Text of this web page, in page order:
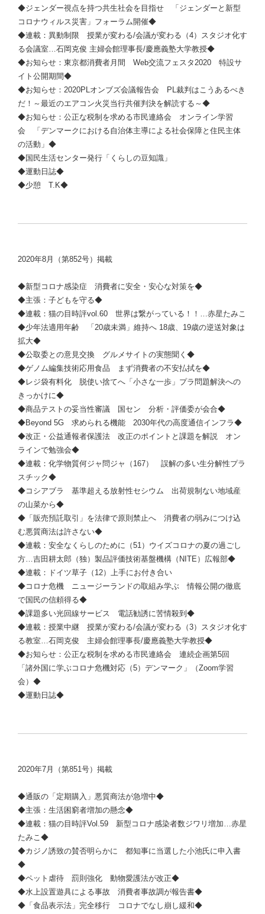
◆ジェンダー視点を持つ共生社会を目指せ 「ジェンダーと新型
コロナウィルス災害」フォーラム開催◆
◆連載：異動制限 授業が変わる/会議が変わる（4）スタジオ化す
る会議室…石岡克俊 主婦会館理事長/慶應義塾大学教授◆
◆お知らせ：東京都消費者月間 Web交流フェスタ2020 特設サ
イト公開期間◆
◆お知らせ：2020PLオンブズ会議報告会 PL裁判はこうあるべき
だ！～最近のエアコン火災当行共催判決を解読する～◆
◆お知らせ：公正な税制を求める市民連絡会 オンライン学習
会 「デンマークにおける自治体主導による社会保障と住民主体
の活動」◆
◆国民生活センター発行「くらしの豆知識」
◆運動日誌◆
◆少憩 T.K◆
2020年8月（第852号）掲載
◆新型コロナ感染症 消費者に安全・安心な対策を◆
◆主張：子どもを守る◆
◆連載：猫の目時評vol.60 世界は繋がっている！！…赤星たみこ
◆少年法適用年齢 「20歳未満」維持へ 18歳、19歳の逆送対象は
拡大◆
◆公取委との意見交換 グルメサイトの実態聞く◆
◆ゲノム編集技術応用食品 まず消費者の不安払拭を◆
◆レジ袋有料化 脱使い捨てへ「小さな一歩」プラ問題解決への
きっかけに◆
◆商品テストの妥当性審議 国セン 分析・評価委が会合◆
◆Beyond 5G 求められる機能 2030年代の高度通信インフラ◆
◆改正・公益通報者保護法 改正のポイントと課題を解説 オン
ラインで勉強会◆
◆連載：化学物質何ジャ問ジャ（167） 誤解の多い生分解性プラ
スチック◆
◆コシアブラ 基準超える放射性セシウム 出荷規制ない地域産
の山菜から◆
◆「販売預託取引」を法律で原則禁止へ 消費者の弱みにつけ込
む悪質商法は許さない◆
◆連載：安全なくらしのために（51）ウイズコロナの夏の過ごし
方…吉田耕太郎（独）製品評価技術基盤機構（NITE）広報部◆
◆連載：ドイツ草子（12）上手にお付き合い
◆コロナ危機 ニュージーランドの取組み学ぶ 情報公開の徹底
で国民の信頼得る◆
◆課題多い光回線サービス 電話勧誘に苦情殺到◆
◆連載：授業中継 授業が変わる/会議が変わる（3）スタジオ化す
る教室…石岡克俊 主婦会館理事長/慶應義塾大学教授◆
◆お知らせ：公正な税制を求める市民連絡会 連続企画第5回
「諸外国に学ぶコロナ危機対応（5）デンマーク」（Zoom学習
会）◆
◆運動日誌◆
2020年7月（第851号）掲載
◆通販の「定期購入」悪質商法が急増中◆
◆主張：生活困窮者増加の懸念◆
◆連載：猫の目時評Vol.59 新型コロナ感染者数ジワリ増加…赤星
たみこ◆
◆カジノ誘致の賛否明らかに 都知事に当選した小池氏に申入書
◆
◆ペット虐待 罰則強化 動物愛護法が改正◆
◆水上設置遊具による事故 消費者事故調が報告書◆
◆「食品表示法」完全移行 コロナでなし崩し緩和◆